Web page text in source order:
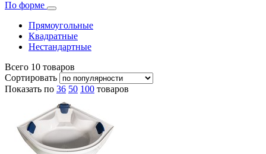
По форме
Прямоугольные
Квадратные
Нестандартные
Всего 10 товаров
Сортировать
Показать по 36 50 100 товаров